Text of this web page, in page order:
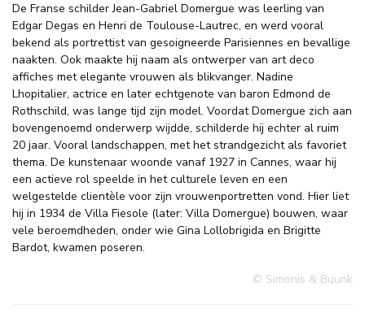
De Franse schilder Jean-Gabriel Domergue was leerling van
Edgar Degas en Henri de Toulouse-Lautrec, en werd vooral
bekend als portrettist van gesoigneerde Parisiennes en bevallige
naakten. Ook maakte hij naam als ontwerper van art deco
affiches met elegante vrouwen als blikvanger. Nadine
Lhopitalier, actrice en later echtgenote van baron Edmond de
Rothschild, was lange tijd zijn model. Voordat Domergue zich aan
bovengenoemd onderwerp wijdde, schilderde hij echter al ruim
20 jaar. Vooral landschappen, met het strandgezicht als favoriet
thema. De kunstenaar woonde vanaf 1927 in Cannes, waar hij
een actieve rol speelde in het culturele leven en een
welgestelde clientèle voor zijn vrouwenportretten vond. Hier liet
hij in 1934 de Villa Fiesole (later: Villa Domergue) bouwen, waar
vele beroemdheden, onder wie Gina Lollobrigida en Brigitte
Bardot, kwamen poseren.
© Simonis & Buunk